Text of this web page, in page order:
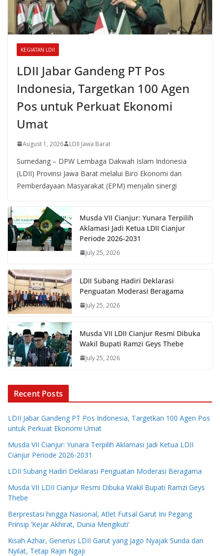
KEGIATAN LDII
LDII Jabar Gandeng PT Pos
Indonesia, Targetkan 100 Agen
Pos untuk Perkuat Ekonomi
Umat
August 1, 2026 LDII Jawa Barat
Sumedang – DPW Lembaga Dakwah Islam Indonesia
(LDII) Provinsi Jawa Barat melalui Biro Ekonomi dan
Pemberdayaan Masyarakat (EPM) menjalin sinergi
Musda VII Cianjur: Yunara Terpilih
Aklamasi Jadi Ketua LDII Cianjur
Periode 2026-2031
July 25, 2026
LDII Subang Hadiri Deklarasi
Penguatan Moderasi Beragama
July 25, 2026
Musda VII LDII Cianjur Resmi Dibuka
Wakil Bupati Ramzi Geys Thebe
July 25, 2026
Recent Posts
LDII Jabar Gandeng PT Pos Indonesia, Targetkan 100 Agen Pos
untuk Perkuat Ekonomi Umat
Musda VII Cianjur: Yunara Terpilih Aklamasi Jadi Ketua LDII
Cianjur Periode 2026-2031
LDII Subang Hadiri Deklarasi Penguatan Moderasi Beragama
Musda VII LDII Cianjur Resmi Dibuka Wakil Bupati Ramzi Geys
Thebe
Berprestasi hingga Nasional, Atlet Futsal Garut Ini Pegang
Prinsip ‘Kejar Akhirat, Dunia Mengikuti’
Kisah Azhar, Generus LDII Garut yang Jago Nyajak Sunda dan
Nyilat, Tetap Rajin Ngaji